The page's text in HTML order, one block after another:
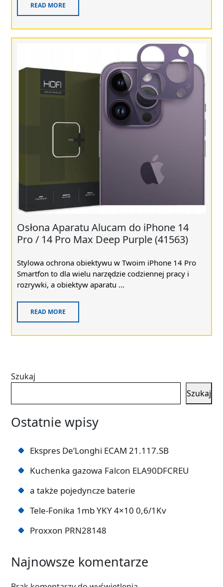
READ MORE
Osłona Aparatu Alucam do iPhone 14
Pro / 14 Pro Max Deep Purple (41563)
Stylowa ochrona obiektywu w Twoim iPhone 14 Pro
Smartfon to dla wielu narzędzie codziennej pracy i
rozrywki, a obiektyw aparatu ...
READ MORE
Szukaj
Szukaj
Ostatnie wpisy
Ekspres De’Longhi ECAM 21.117.SB
Kuchenka gazowa Falcon ELA90DFCREU
a także pojedyncze baterie
Tele-Fonika 1mb YKY 4×10 0,6/1Kv
Proxxon PRN28148
Najnowsze komentarze